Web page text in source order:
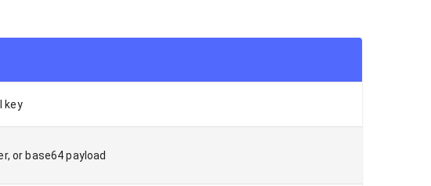
key
or base64 payload